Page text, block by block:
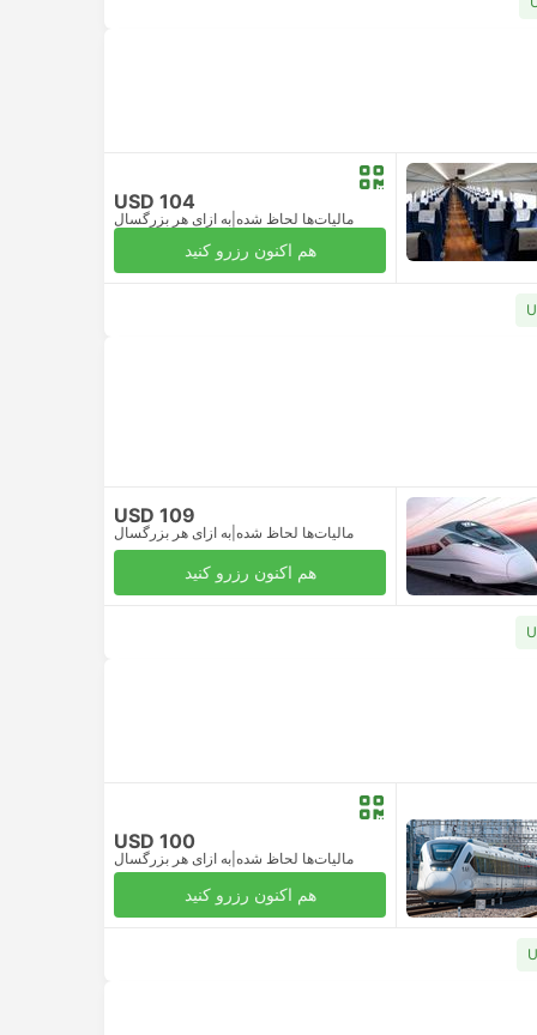
USD 104
مالیات‌ها لحاظ شده به ازای هر بزرگسال
هم اکنون رزرو کنید
USD 109
مالیات‌ها لحاظ شده به ازای هر بزرگسال
هم اکنون رزرو کنید
USD 100
مالیات‌ها لحاظ شده به ازای هر بزرگسال
هم اکنون رزرو کنید